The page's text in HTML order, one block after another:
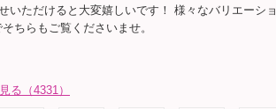
ただけると大変嬉しいです！ 様々なバリエーショ
ちらもご覧くださいませ。
る（4331）